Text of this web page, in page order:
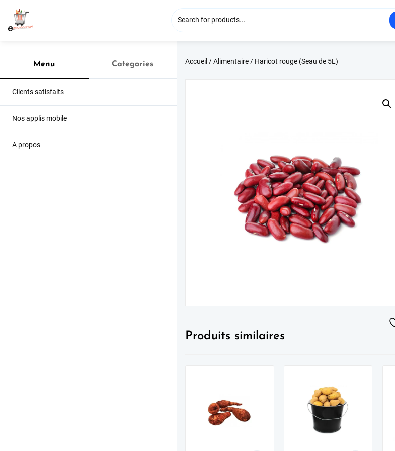
Menu Categories
Clients satisfaits
Nos applis mobile
A propos
Accueil /Alimentaire/ Haricot rouge (Seau de 5L)
Produits similaires